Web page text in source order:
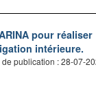
pour réaliser
intérieure.
de publication : 28-07-